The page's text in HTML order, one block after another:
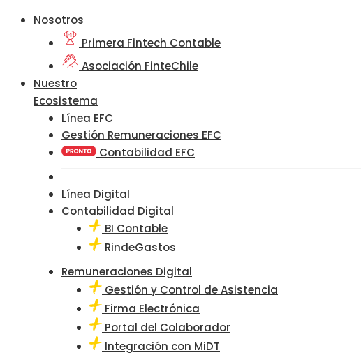
Nosotros
Primera Fintech Contable
Asociación FinteChile
Nuestro
Ecosistema
Línea EFC
Gestión Remuneraciones EFC
Contabilidad EFC
Línea Digital
Contabilidad Digital
BI Contable
RindeGastos
Remuneraciones Digital
Gestión y Control de Asistencia
Firma Electrónica
Portal del Colaborador
Integración con MiDT